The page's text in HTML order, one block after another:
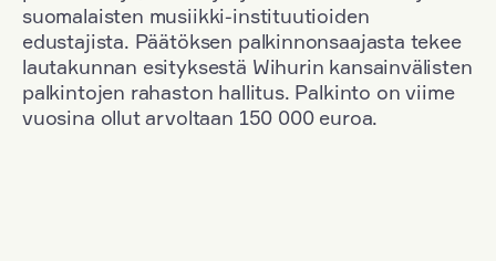
suomalaisten musiikki-instituutioiden
edustajista. Päätöksen palkinnonsaajasta tekee
lautakunnan esityksestä Wihurin kansainvälisten
palkintojen rahaston hallitus. Palkinto on viime
vuosina ollut arvoltaan 150 000 euroa.